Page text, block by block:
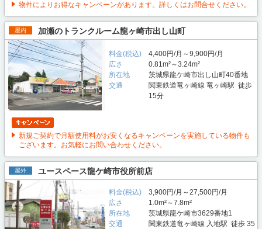
物件によりお得なキャンペーンがあります。詳しくはお問合せください。
屋内 加瀬のトランクルーム龍ヶ崎市出し山町
料金(税込)
4,400円/月～9,900円/月
広さ
0.81m²～3.24m²
所在地
茨城県龍ケ崎市出し山町40番地
交通
関東鉄道竜ヶ崎線 竜ヶ崎駅 徒歩
15分
新規ご契約で月額使用料がお安くなるキャンペーンを実施している物件も
ございます。お気軽にお問い合わせください。
屋外 ユースペース龍ケ崎市役所前店
料金(税込)
3,900円/月～27,500円/月
広さ
1.0m²～7.8m²
所在地
茨城県龍ケ崎市3629番地1
交通
関東鉄道竜ヶ崎線 入地駅 徒歩 35